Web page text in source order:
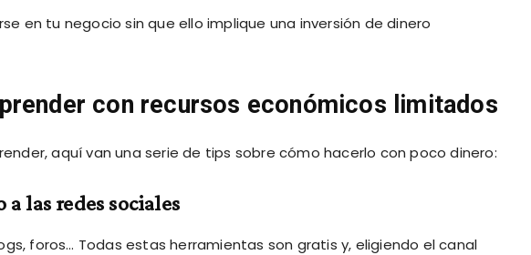
en tu negocio sin que ello implique una inversión de dinero
con recursos económicos limitados
aquí van una serie de tips sobre cómo hacerlo con poco dinero:
las redes sociales
foros… Todas estas herramientas son gratis y, eligiendo el canal